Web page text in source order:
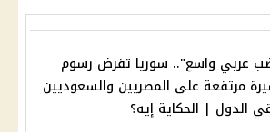
عربي واسع".. سوريا تفرض رسوم
مرتفعة على المصريين والسعوديين
الدول | الحكاية إيه؟